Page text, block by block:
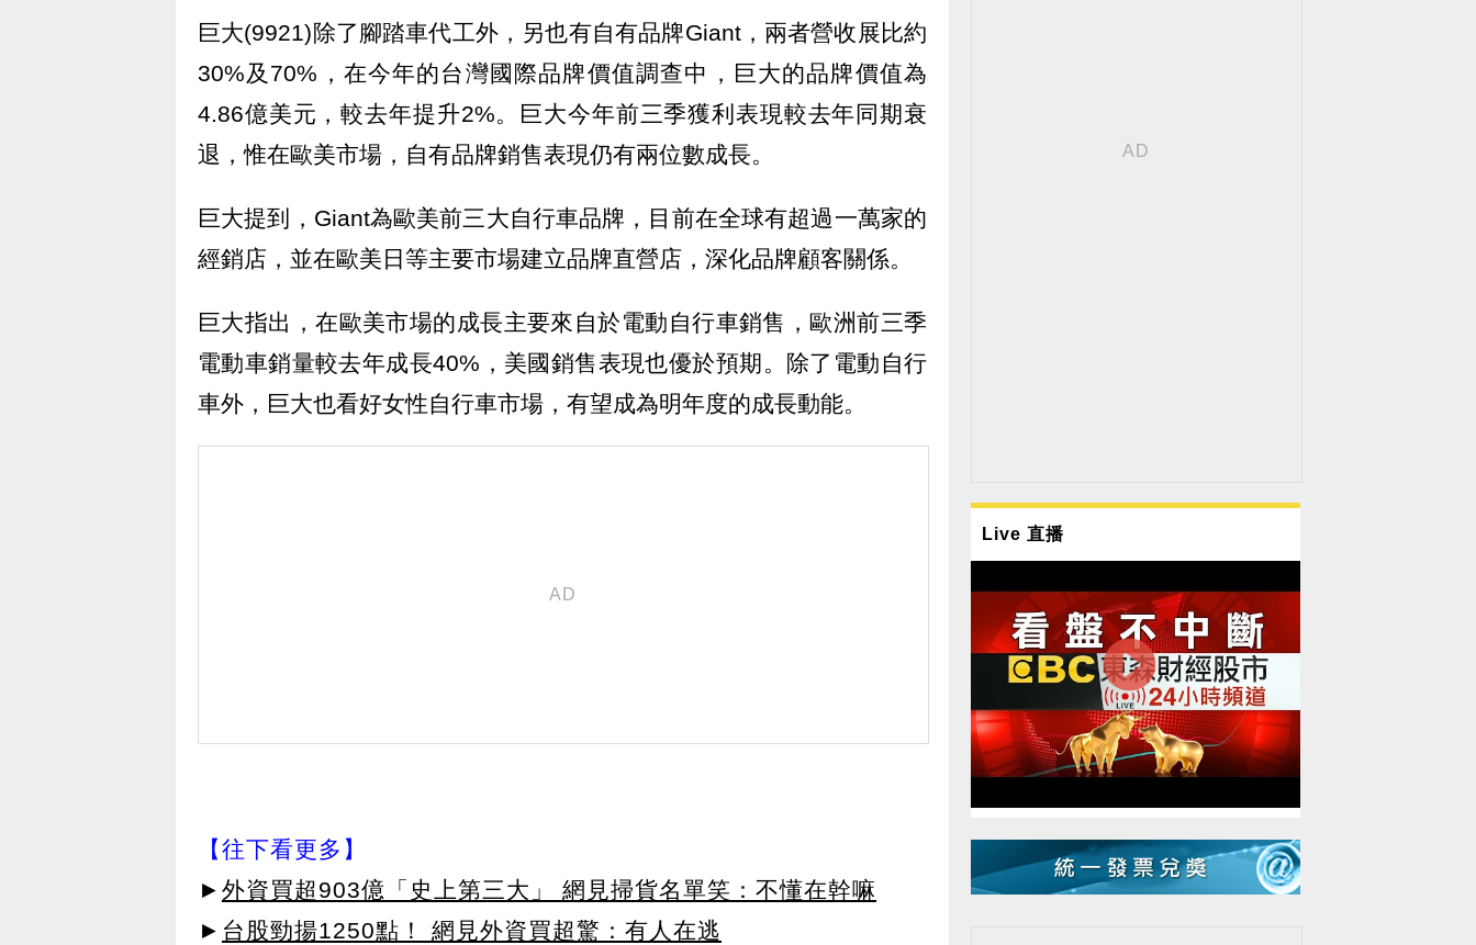
巨大(9921)除了腳踏車代工外，另也有自有品牌Giant，兩者營收展比約
30%及70%，在今年的台灣國際品牌價值調查中，巨大的品牌價值為
4.86億美元，較去年提升2%。巨大今年前三季獲利表現較去年同期衰
退，惟在歐美市場，自有品牌銷售表現仍有兩位數成長。
巨大提到，Giant為歐美前三大自行車品牌，目前在全球有超過一萬家的
經銷店，並在歐美日等主要市場建立品牌直營店，深化品牌顧客關係。
巨大指出，在歐美市場的成長主要來自於電動自行車銷售，歐洲前三季
電動車銷量較去年成長40%，美國銷售表現也優於預期。除了電動自行
車外，巨大也看好女性自行車市場，有望成為明年度的成長動能。
【往下看更多】
► 外資買超903億「史上第三大」 網見掃貨名單笑：不懂在幹嘛
► 台股勁揚1250點！ 網見外資買超驚：有人在逃
Live 直播